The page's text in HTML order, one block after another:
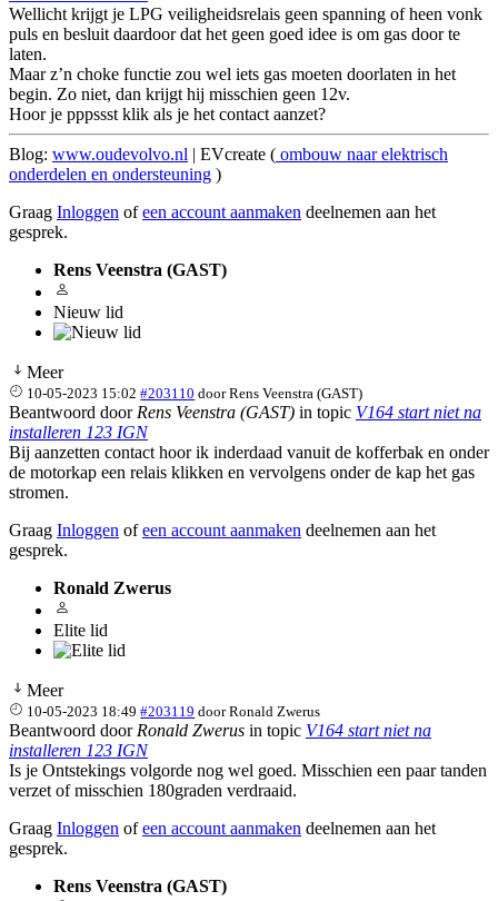
Wellicht krijgt je LPG veiligheidsrelais geen spanning of heen vonk
puls en besluit daardoor dat het geen goed idee is om gas door te
laten.
Maar z’n choke functie zou wel iets gas moeten doorlaten in het
begin. Zo niet, dan krijgt hij misschien geen 12v.
Hoor je pppssst klik als je het contact aanzet?
Blog: www.oudevolvo.nl | EVcreate ( ombouw naar elektrisch
onderdelen en ondersteuning )
Graag Inloggen ofeen account aanmaken deelnemen aan het
gesprek.
Rens Veenstra (GAST)
Nieuw lid
Meer
10-05-2023 15:02 #203110 doorRens Veenstra (GAST)
Beantwoord door Rens Veenstra (GAST) in topic V164 start niet na
installeren 123 IGN
Bij aanzetten contact hoor ik inderdaad vanuit de kofferbak en onder
de motorkap een relais klikken en vervolgens onder de kap het gas
stromen.
Graag Inloggen ofeen account aanmaken deelnemen aan het
gesprek.
Ronald Zwerus
Elite lid
Meer
10-05-2023 18:49 #203119 doorRonald Zwerus
Beantwoord door Ronald Zwerus in topic V164 start niet na
installeren 123 IGN
Is je Ontstekings volgorde nog wel goed. Misschien een paar tanden
verzet of misschien 180graden verdraaid.
Graag Inloggen ofeen account aanmaken deelnemen aan het
gesprek.
Rens Veenstra (GAST)